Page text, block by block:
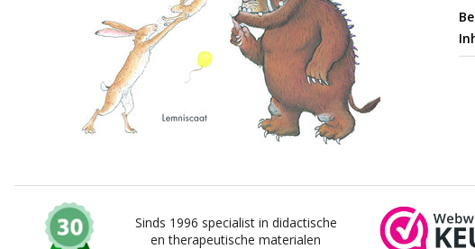
Sinds 1996 specialist in didactische
en therapeutische materialen